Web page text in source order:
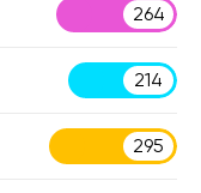
264
214
295